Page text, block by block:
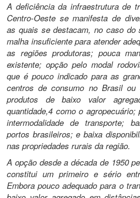
A deficiência da infraestrutura de
Centro-Oeste se manifesta de
as quais se destacam, no caso do
malha insuficiente para atender
as regiões produtoras; pouca
existente; opção pelo modal
que é pouco indicado para as
centros de consumo no Brasil
produtos de baixo valor
quantidade,4 como o
intermodalidade de transporte;
portos brasileiros; e baixa
nas propriedades rurais da região.
A opção desde a década de 1950
constitui um primeiro e sério
Embora pouco adequado para o